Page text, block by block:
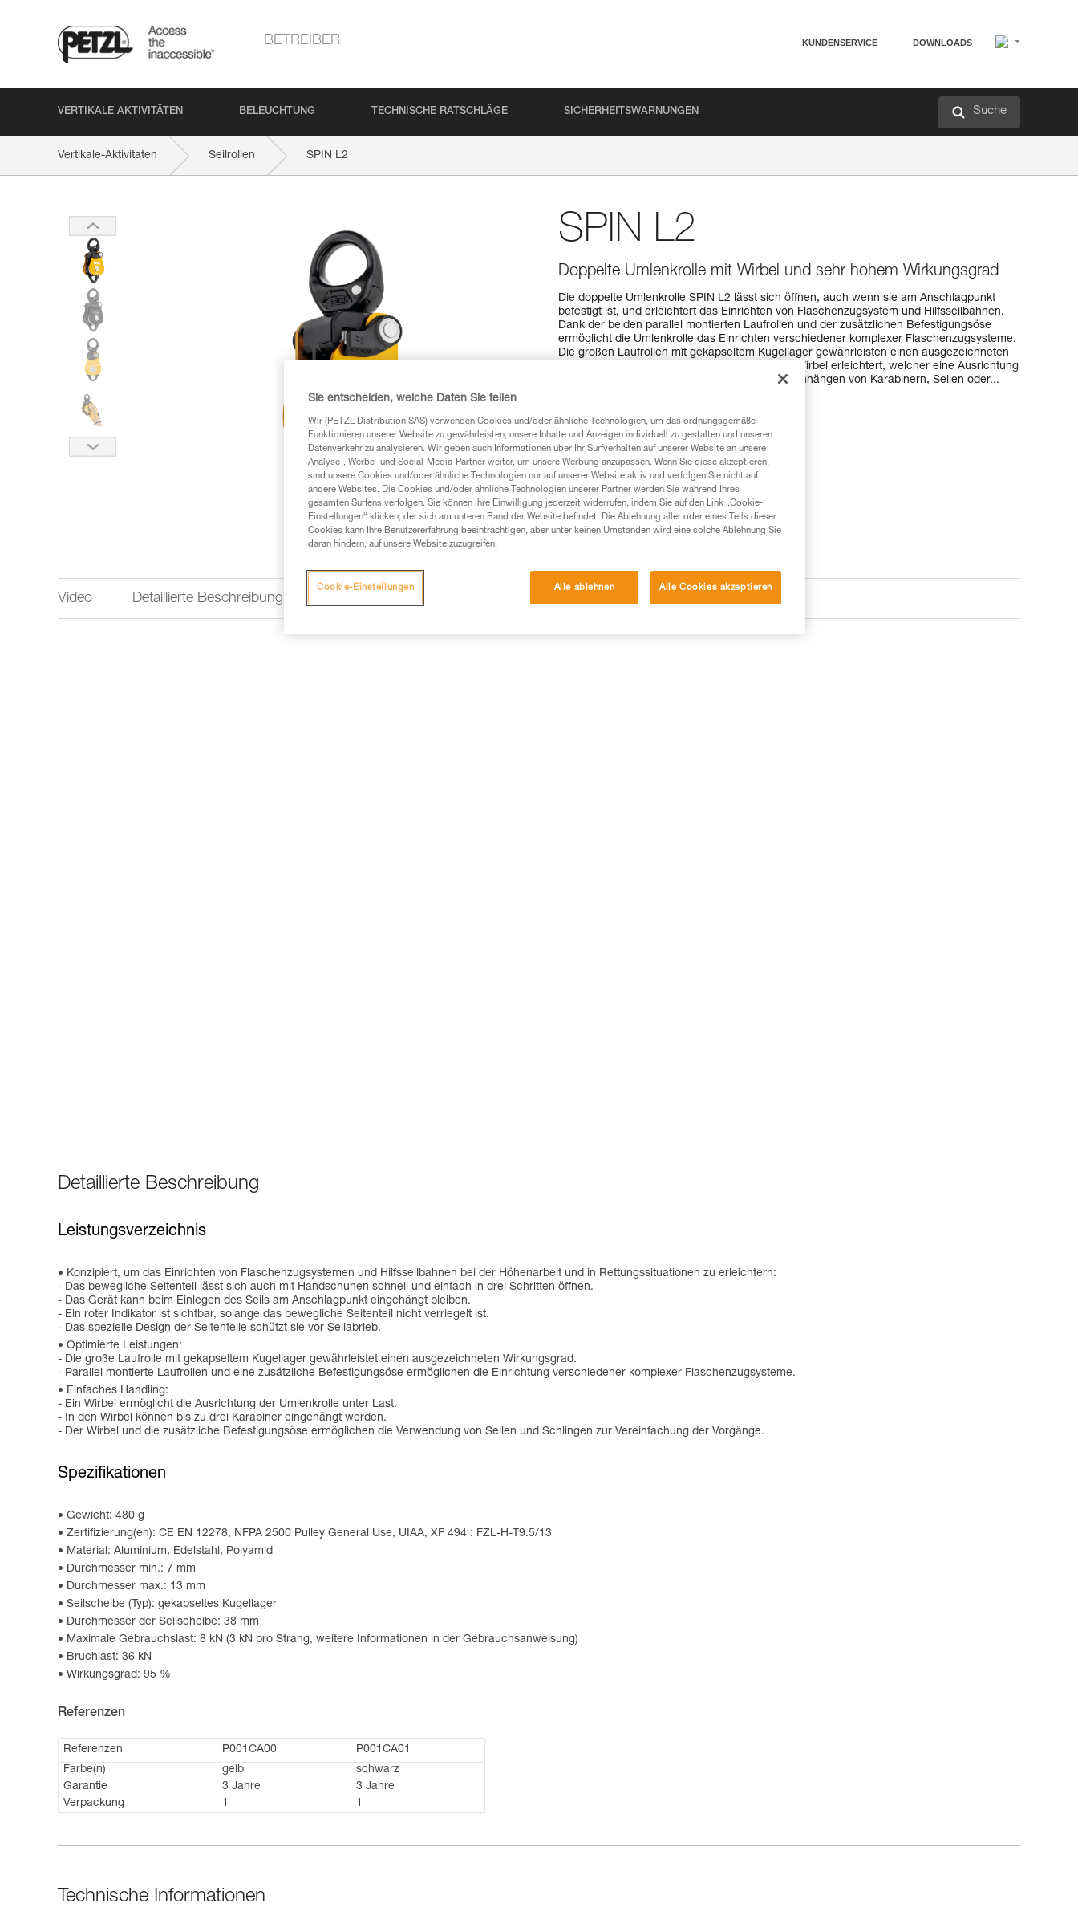
BETREIBER KUNDENSERVICE DOWNLOADS
VERTIKALE AKTIVITÄTEN BELEUCHTUNG TECHNISCHE RATSCHLÄGE SICHERHEITSWARNUNGEN Suche
Vertikale-Aktivitaten Seilrollen SPIN L2
SPIN L2
Doppelte Umlenkrolle mit Wirbel und sehr hohem Wirkungsgrad
Die doppelte Umlenkrolle SPIN L2 lässt sich öffnen, auch wenn sie am Anschlagpunkt
befestigt ist, und erleichtert das Einrichten von Flaschenzugsystem und Hilfsseilbahnen.
Dank der beiden parallel montierten Laufrollen und der zusätzlichen Befestigungsöse
ermöglicht die Umlenkrolle das Einrichten verschiedener komplexer Flaschenzugsysteme.
Die großen Laufrollen mit gekapseltem Kugellager gewährleisten einen ausgezeichneten
Wirkungsgrad. Das Handling wird durch einen Wirbel erleichtert, welcher eine Ausrichtung
der Umlenkrolle unter Last sowie ein direktes Einhängen von Karabinern, Seilen oder...
Einen Händler finden
Video Detaillierte Beschreibung
Detaillierte Beschreibung
Leistungsverzeichnis
Konzipiert, um das Einrichten von Flaschenzugsystemen und Hilfsseilbahnen bei der Höhenarbeit und in Rettungssituationen zu erleichtern:
- Das bewegliche Seitenteil lässt sich auch mit Handschuhen schnell und einfach in drei Schritten öffnen.
- Das Gerät kann beim Einlegen des Seils am Anschlagpunkt eingehängt bleiben.
- Ein roter Indikator ist sichtbar, solange das bewegliche Seitenteil nicht verriegelt ist.
- Das spezielle Design der Seitenteile schützt sie vor Seilabrieb.
Optimierte Leistungen:
- Die große Laufrolle mit gekapseltem Kugellager gewährleistet einen ausgezeichneten Wirkungsgrad.
- Parallel montierte Laufrollen und eine zusätzliche Befestigungsöse ermöglichen die Einrichtung verschiedener komplexer Flaschenzugsysteme.
Einfaches Handling:
- Ein Wirbel ermöglicht die Ausrichtung der Umlenkrolle unter Last.
- In den Wirbel können bis zu drei Karabiner eingehängt werden.
- Der Wirbel und die zusätzliche Befestigungsöse ermöglichen die Verwendung von Seilen und Schlingen zur Vereinfachung der Vorgänge.
Spezifikationen
Gewicht: 480 g
Zertifizierung(en): CE EN 12278, NFPA 2500 Pulley General Use, UIAA, XF 494 : FZL-H-T9.5/13
Material: Aluminium, Edelstahl, Polyamid
Durchmesser min.: 7 mm
Durchmesser max.: 13 mm
Seilscheibe (Typ): gekapseltes Kugellager
Durchmesser der Seilscheibe: 38 mm
Maximale Gebrauchslast: 8 kN (3 kN pro Strang, weitere Informationen in der Gebrauchsanweisung)
Bruchlast: 36 kN
Wirkungsgrad: 95 %
Referenzen
Referenzen P001CA00
P001CA01
Farbe(n)
gelb
schwarz
Garantie
3 Jahre
3 Jahre
Verpackung
1 1
Technische Informationen
Sie entscheiden, welche Daten Sie teilen
Wir (PETZL Distribution SAS) verwenden Cookies und/oder ähnliche Technologien, um das ordnungsgemäße
Funktionieren unserer Website zu gewährleisten, unsere Inhalte und Anzeigen individuell zu gestalten und unseren
Datenverkehr zu analysieren. Wir geben auch Informationen über Ihr Surfverhalten auf unserer Website an unsere
Analyse-, Werbe- und Social-Media-Partner weiter, um unsere Werbung anzupassen. Wenn Sie diese akzeptieren,
sind unsere Cookies und/oder ähnliche Technologien nur auf unserer Website aktiv und verfolgen Sie nicht auf
andere Websites. Die Cookies und/oder ähnliche Technologien unserer Partner werden Sie während Ihres
gesamten Surfens verfolgen. Sie können Ihre Einwilligung jederzeit widerrufen, indem Sie auf den Link „Cookie-
Einstellungen“ klicken, der sich am unteren Rand der Website befindet. Die Ablehnung aller oder eines Teils dieser
Cookies kann Ihre Benutzererfahrung beeinträchtigen, aber unter keinen Umständen wird eine solche Ablehnung Sie
daran hindern, auf unsere Website zuzugreifen.
Alle ablehnen Alle Cookies akzeptieren
Cookie-Einstellungen